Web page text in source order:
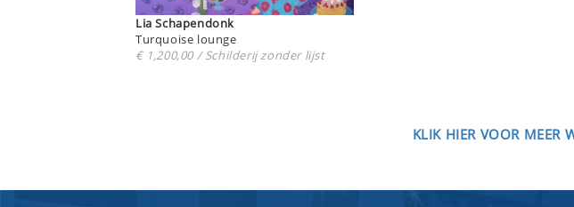
Lia Schapendonk
Turquoise lounge
€ 1,200,00 / Schilderij zonder lijst
KLIK HIER VOOR MEER